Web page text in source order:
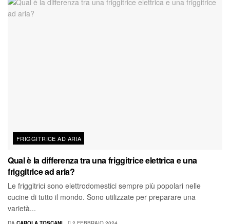
FRIGGITRICE AD ARIA
Qual è la differenza tra una friggitrice elettrica e una
friggitrice ad aria?
Le friggitrici sono elettrodomestici sempre più popolari nelle
cucine di tutto il mondo. Sono utilizzate per preparare una
varietà...